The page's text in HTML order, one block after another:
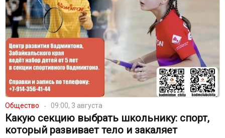
Общество 09:00, 3 августа
Какую секцию выбрать школьнику: спорт,
который развивает тело и закаляет